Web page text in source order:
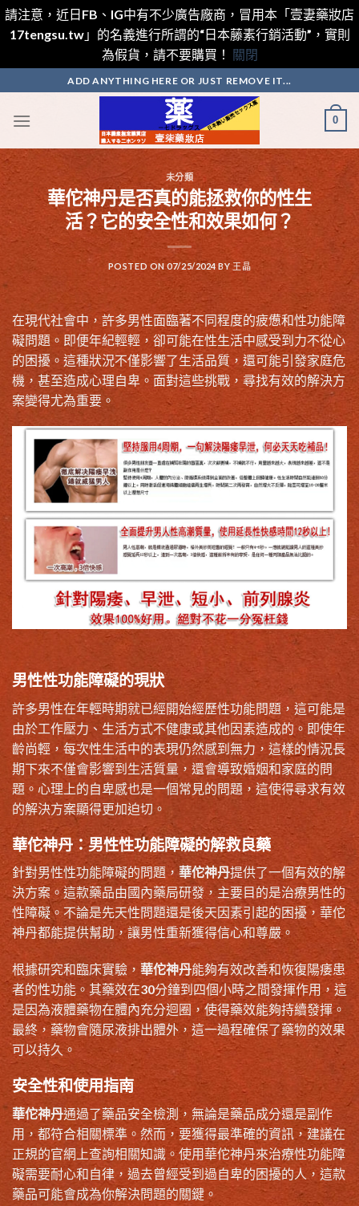
請注意，近日FB、IG中有不少廣告廠商，冒用本「壹妻藥妝店
17tengsu.tw」的名義進行所謂的“日本藤素行銷活動”，實則
為假貨，請不要購買！ 關閉
to
content
ADD ANYTHING HERE OR JUST REMOVE IT...
0
未分類
華佗神丹是否真的能拯救你的性生
活？它的安全性和效果如何？
POSTED ON07/25/2024 BY 王晶
在現代社會中，許多男性面臨著不同程度的疲憊和性功能障
礙問題。即便年紀輕輕，卻可能在性生活中感受到力不從心
的困擾。這種狀況不僅影響了生活品質，還可能引發家庭危
機，甚至造成心理自卑。面對這些挑戰，尋找有效的解決方
案變得尤為重要。
男性性功能障礙的現狀
許多男性在年輕時期就已經開始經歷性功能問題，這可能是
由於工作壓力、生活方式不健康或其他因素造成的。即使年
齡尚輕，每次性生活中的表現仍然感到無力，這樣的情況長
期下來不僅會影響到生活質量，還會導致婚姻和家庭的問
題。心理上的自卑感也是一個常見的問題，這使得尋求有效
的解決方案顯得更加迫切。
華佗神丹：男性性功能障礙的解救良藥
針對男性性功能障礙的問題，華佗神丹提供了一個有效的解
決方案。這款藥品由國內藥局研發，主要目的是治療男性的
性障礙。不論是先天性問題還是後天因素引起的困擾，華佗
神丹都能提供幫助，讓男性重新獲得信心和尊嚴。
根據研究和臨床實驗， 華佗神丹能夠有效改善和恢復陽痿患
者的性功能。其藥效在30分鐘到四個小時之間發揮作用，這
是因為液體藥物在體內充分迴圈，使得藥效能夠持續發揮。
最終，藥物會隨尿液排出體外，這一過程確保了藥物的效果
可以持久。
安全性和使用指南
華佗神丹通過了藥品安全檢測，無論是藥品成分還是副作
用，都符合相關標準。然而，要獲得最準確的資訊，建議在
正規的官網上查詢相關知識。使用華佗神丹來治療性功能障
礙需要耐心和自律，過去曾經受到過自卑的困擾的人，這款
藥品可能會成為你解決問題的關鍵。